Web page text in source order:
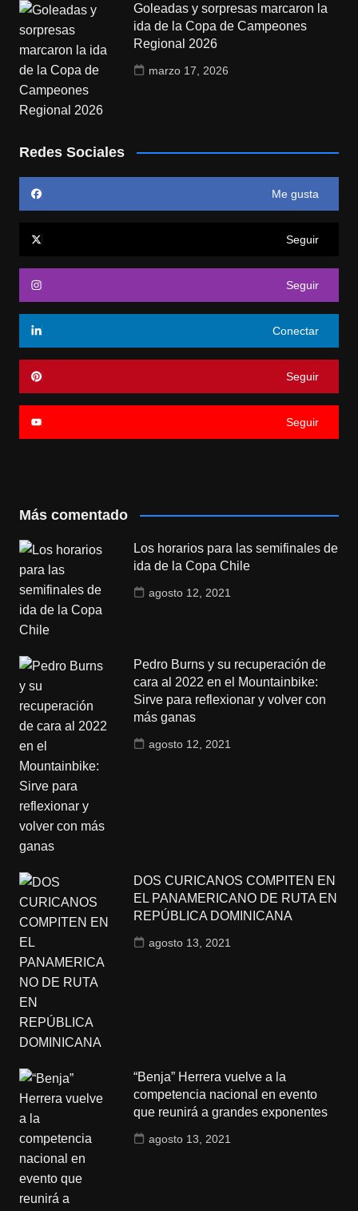
Goleadas y sorpresas marcaron la
ida de la Copa de Campeones
Regional 2026
marzo 17, 2026
Redes Sociales
Me gusta
Seguir
Seguir
Conectar
Seguir
Seguir
Más comentado
Los horarios para las semifinales de
ida de la Copa Chile
agosto 12, 2021
Pedro Burns y su recuperación de
cara al 2022 en el Mountainbike:
Sirve para reflexionar y volver con
más ganas
agosto 12, 2021
DOS CURICANOS COMPITEN EN
EL PANAMERICANO DE RUTA EN
REPÚBLICA DOMINICANA
agosto 13, 2021
“Benja” Herrera vuelve a la
competencia nacional en evento
que reunirá a grandes exponentes
agosto 13, 2021